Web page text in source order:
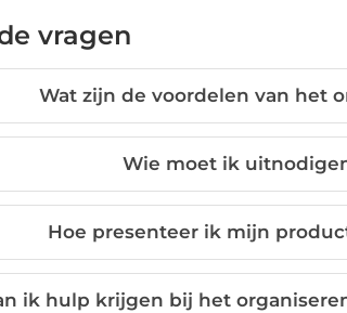
vragen
Wat zijn de voordelen van het
Wie moet ik
Hoe presenteer ik mijn
ik hulp krijgen bij het